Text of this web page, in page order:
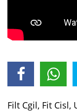
Filt Cgil, Fit Cisl,